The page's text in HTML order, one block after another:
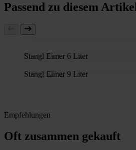
Passend zu diesem Artikel
Stangl Eimer 6 Liter
Stangl Eimer 9 Liter
Empfehlungen
Oft zusammen gekauft